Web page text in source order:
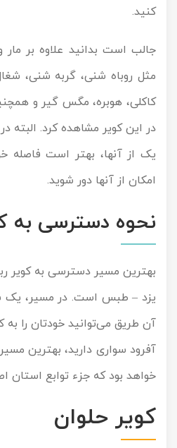
کنید.
جالب است بدانید علاوه بر مار
مثل روباه شنی، گربه شنی،
کاکلی، هوبره، مگس گیر و
در این کویر مشاهده کرد. البته
یک از آنها، بهتر است فاصله
امکان از آنها دور شوید.
نحوه دسترسی به
بهترین مسیر دسترسی به کویر
یزد – طبس است. در مسیر، یک
آن طریق می‌توانید خودتان را به
آفرود سواری دارید، بهترین
خواهد بود که جزء توابع استان
کویر حلوان